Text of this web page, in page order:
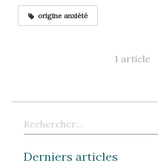
origine anxiété
1 article
Rechercher
Derniers articles